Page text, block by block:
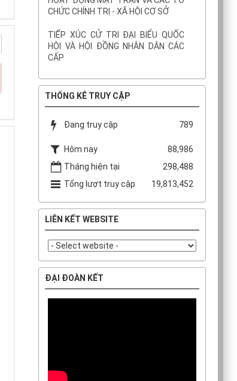
CHỨC CHÍNH TRỊ - XÃ HỘI CƠ SỞ
TIẾP XÚC CỬ TRI ĐẠI BIỂU QUỐC
HỘI VÀ HỘI ĐỒNG NHÂN DÂN CÁC
CẤP
THỐNG KÊ TRUY CẬP
Đang truy cập 789
Hôm nay
88,986
Tháng hiện tại
298,488
Tổng lượt truy cập
19,813,452
LIÊN KẾT WEBSITE
ĐẠI ĐOÀN KẾT